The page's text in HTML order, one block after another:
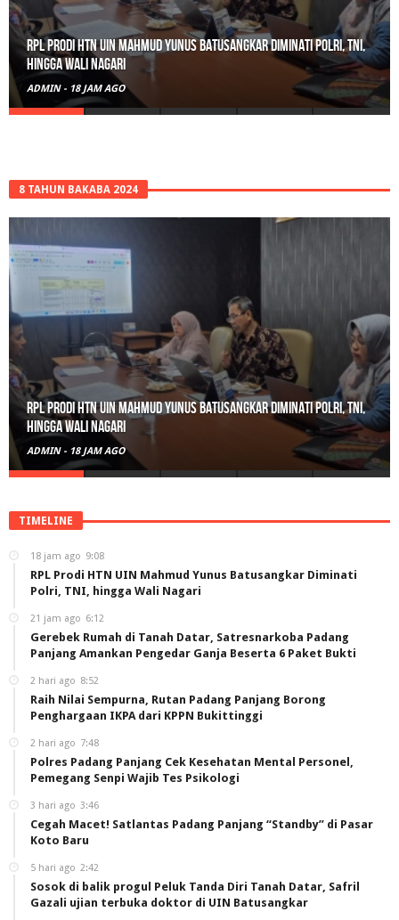
Gerebek Rumah di Tanah Datar, Satresnarkoba Padang Panjang
Amankan Pengedar Ganja Beserta 6 Paket Bukti
ADMIN - 21 JAM AGO
8 TAHUN BAKABA 2024
Gerebek Rumah di Tanah Datar, Satresnarkoba Padang Panjang
Amankan Pengedar Ganja Beserta 6 Paket Bukti
ADMIN - 21 JAM AGO
TIMELINE
18 jam ago 9:08
RPL Prodi HTN UIN Mahmud Yunus Batusangkar Diminati
Polri, TNI, hingga Wali Nagari
21 jam ago 6:12
Gerebek Rumah di Tanah Datar, Satresnarkoba Padang
Panjang Amankan Pengedar Ganja Beserta 6 Paket Bukti
2 hari ago 8:52
Raih Nilai Sempurna, Rutan Padang Panjang Borong
Penghargaan IKPA dari KPPN Bukittinggi
2 hari ago 7:48
Polres Padang Panjang Cek Kesehatan Mental Personel,
Pemegang Senpi Wajib Tes Psikologi
3 hari ago 3:46
Cegah Macet! Satlantas Padang Panjang “Standby” di Pasar
Koto Baru
5 hari ago 2:42
Sosok di balik progul Peluk Tanda Diri Tanah Datar, Safril
Gazali ujian terbuka doktor di UIN Batusangkar